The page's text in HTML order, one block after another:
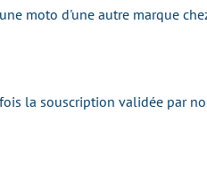
moto d'une autre marque
la souscription validée par